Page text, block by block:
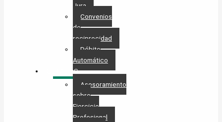
Jura
Convenios
de
reciprocidad
Débito
Automático
SERVICIOS
Asesoramiento
sobre
Ejercicio
Profesional